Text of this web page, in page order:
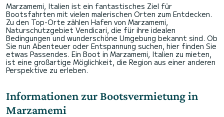
Marzamemi, Italien ist ein fantastisches Ziel für
Bootsfahrten mit vielen malerischen Orten zum Entdecken.
Zu den Top-Orte zählen Hafen von Marzamemi,
Naturschutzgebiet Vendicari, die für ihre idealen
Bedingungen und wunderschöne Umgebung bekannt sind. Ob
Sie nun Abenteuer oder Entspannung suchen, hier finden Sie
etwas Passendes. Ein Boot in Marzamemi, Italien zu mieten,
ist eine großartige Möglichkeit, die Region aus einer anderen
Perspektive zu erleben.
Informationen zur Bootsvermietung in
Marzamemi